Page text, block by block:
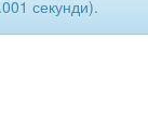
секунди).